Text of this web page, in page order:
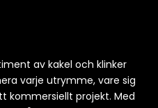
av kakel och klinker
varje utrymme, vare sig
kommersiellt projekt. Med